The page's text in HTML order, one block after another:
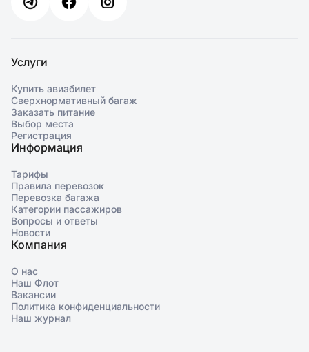
Услуги
Купить авиабилет
Сверхнормативный багаж
Заказать питание
Выбор места
Регистрация
Информация
Тарифы
Правила перевозок
Перевозка багажа
Категории пассажиров
Вопросы и ответы
Новости
Компания
О нас
Наш Флот
Вакансии
Политика конфиденциальности
Наш журнал